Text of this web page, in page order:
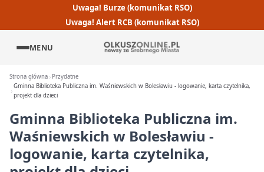
Uwaga! Burze (komunikat RSO)
Uwaga! Alert RCB (komunikat RSO)
MENU
Strona główna
Przydatne
Gminna Biblioteka Publiczna im. Waśniewskich w Bolesławiu - logowanie, karta czytelnika,
projekt dla dzieci
Gminna Biblioteka Publiczna im.
Waśniewskich w Bolesławiu -
logowanie, karta czytelnika,